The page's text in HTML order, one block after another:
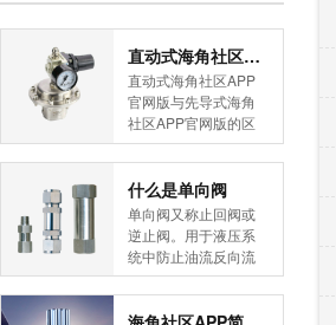
直动式海角社区APP官网版与先导式海角社区APP官网版的区别
直动式海角社区APP
官网版与先导式海角
社区APP官网版的区
别是什么？HJBA8海
角论坛海角社区APP
简版下载告诉您！先
导式海角社区APP官
网版是采用控制阀体
内的启闭件的开度来
调节介质的流量，将
介质的压力降低，同
时借助阀后压力的作
什么是单向阀
单向阀又称止回阀或
逆止阀。用于液压系
统中防止油流反向流
动,或者用于气动系统
中防止压缩空气逆向
流动。今天HJBA8海